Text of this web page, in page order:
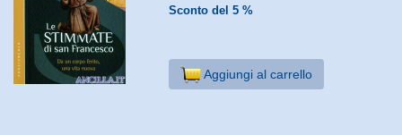
Sconto del 5 %
Aggiungi al carrello